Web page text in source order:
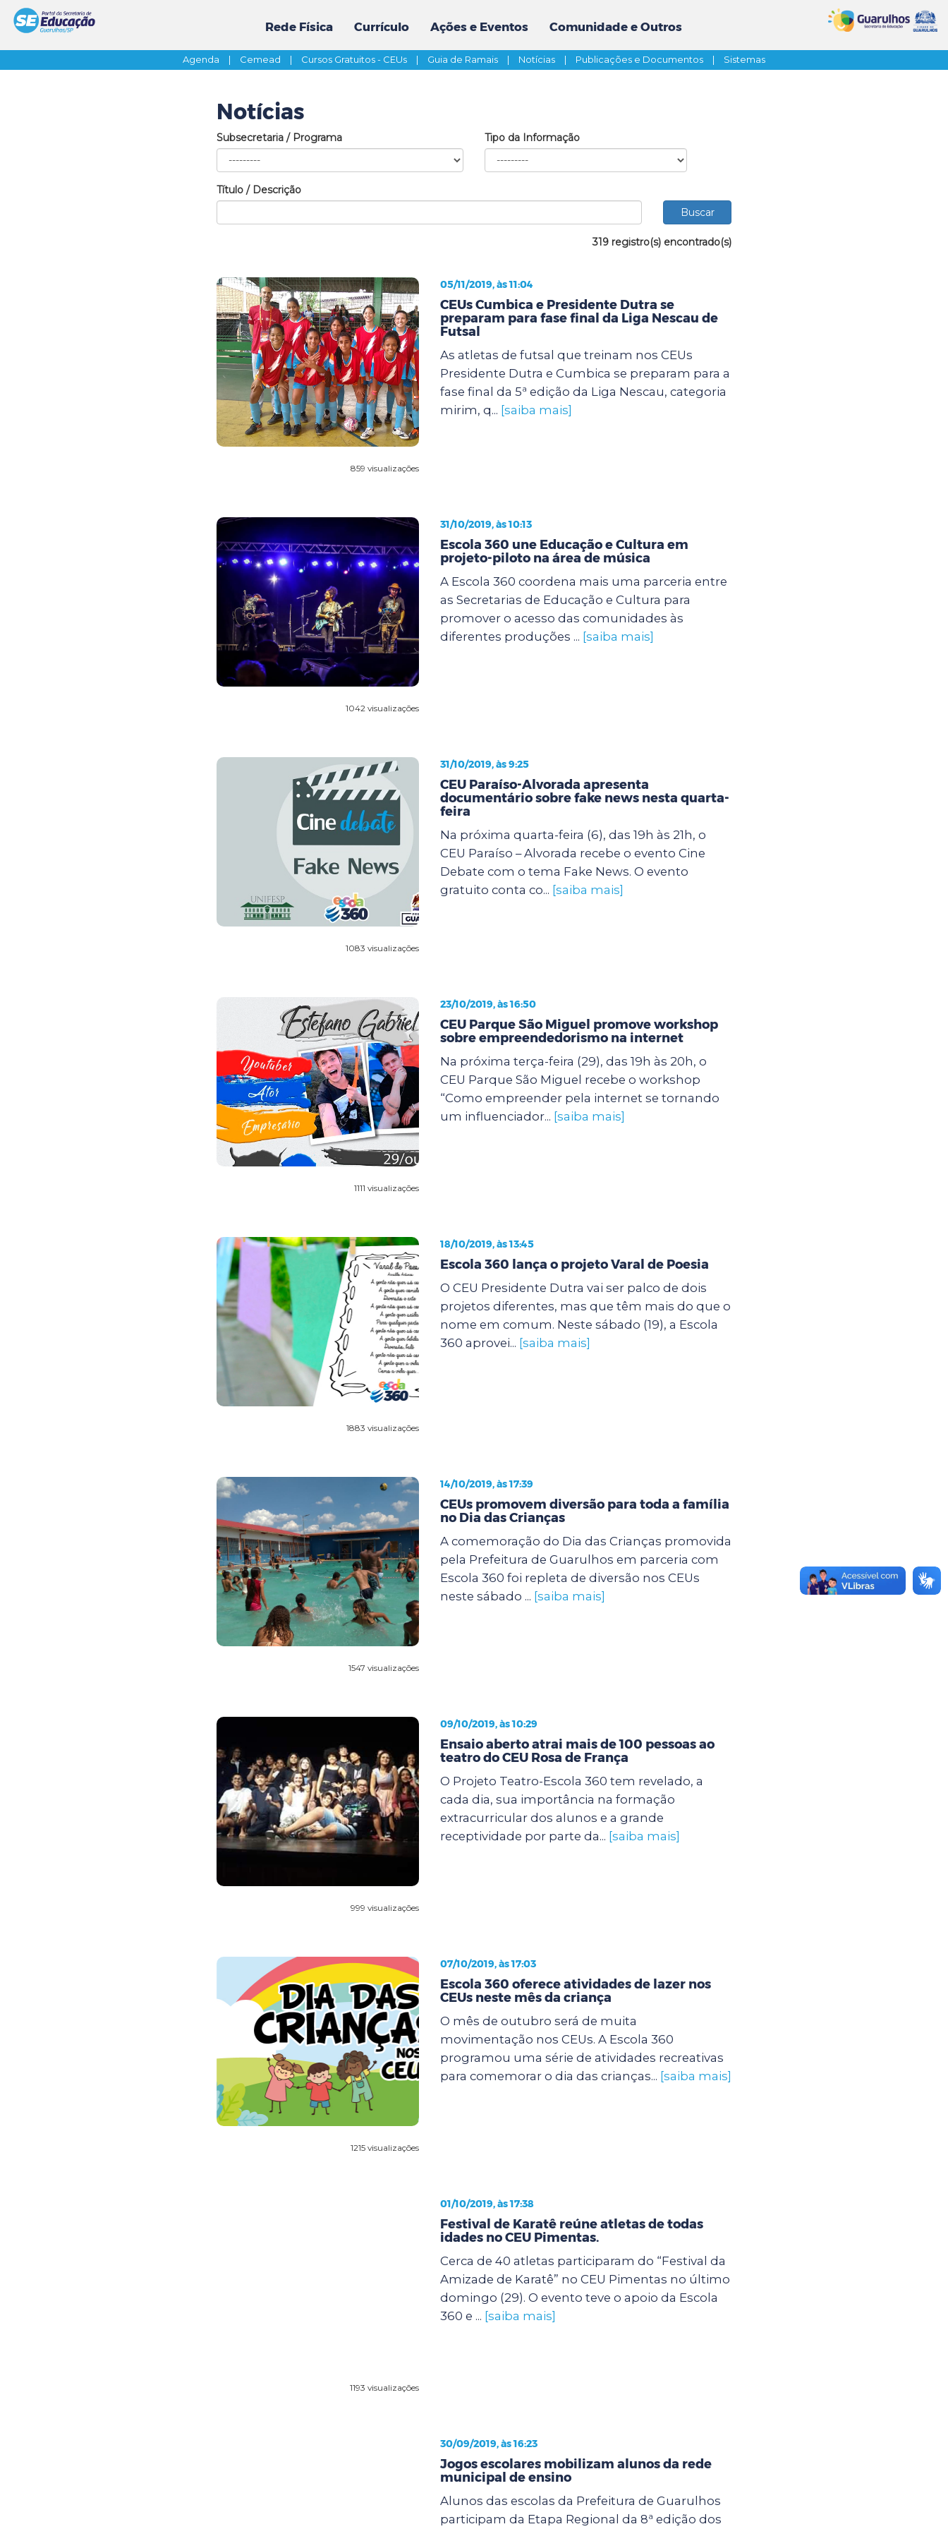
Rede Física Currículo Ações e Eventos Comunidade e Outros
Agenda | Cemead | Cursos Gratuitos - CEUs | Guia de Ramais | Notícias | Publicações e Documentos | Sistemas
Notícias
Subsecretaria / Programa Tipo da Informação
Título / Descrição
319 registro(s) encontrado(s)
859 visualizações
05/11/2019, às 11:04
CEUs Cumbica e Presidente Dutra se
preparam para fase final da Liga Nescau de
Futsal
As atletas de futsal que treinam nos CEUs
Presidente Dutra e Cumbica se preparam para a
fase final da 5ª edição da Liga Nescau, categoria
mirim, q... [saiba mais]
1042 visualizações
31/10/2019, às 10:13
Escola 360 une Educação e Cultura em
projeto-piloto na área de música
A Escola 360 coordena mais uma parceria entre
as Secretarias de Educação e Cultura para
promover o acesso das comunidades às
diferentes produções ... [saiba mais]
1083 visualizações
31/10/2019, às 9:25
CEU Paraíso-Alvorada apresenta
documentário sobre fake news nesta quarta-
feira
Na próxima quarta-feira (6), das 19h às 21h, o
CEU Paraíso – Alvorada recebe o evento Cine
Debate com o tema Fake News. O evento
gratuito conta co... [saiba mais]
1111 visualizações
23/10/2019, às 16:50
CEU Parque São Miguel promove workshop
sobre empreendedorismo na internet
Na próxima terça-feira (29), das 19h às 20h, o
CEU Parque São Miguel recebe o workshop
“Como empreender pela internet se tornando
um influenciador... [saiba mais]
1883 visualizações
18/10/2019, às 13:45
Escola 360 lança o projeto Varal de Poesia
O CEU Presidente Dutra vai ser palco de dois
projetos diferentes, mas que têm mais do que o
nome em comum. Neste sábado (19), a Escola
360 aprovei... [saiba mais]
1547 visualizações
14/10/2019, às 17:39
CEUs promovem diversão para toda a família
no Dia das Crianças
A comemoração do Dia das Crianças promovida
pela Prefeitura de Guarulhos em parceria com
Escola 360 foi repleta de diversão nos CEUs
neste sábado ... [saiba mais]
999 visualizações
09/10/2019, às 10:29
Ensaio aberto atrai mais de 100 pessoas ao
teatro do CEU Rosa de França
O Projeto Teatro-Escola 360 tem revelado, a
cada dia, sua importância na formação
extracurricular dos alunos e a grande
receptividade por parte da... [saiba mais]
1215 visualizações
07/10/2019, às 17:03
Escola 360 oferece atividades de lazer nos
CEUs neste mês da criança
O mês de outubro será de muita
movimentação nos CEUs. A Escola 360
programou uma série de atividades recreativas
para comemorar o dia das crianças... [saiba mais]
1193 visualizações
01/10/2019, às 17:38
Festival de Karatê reúne atletas de todas
idades no CEU Pimentas.
Cerca de 40 atletas participaram do “Festival da
Amizade de Karatê” no CEU Pimentas no último
domingo (29). O evento teve o apoio da Escola
360 e ... [saiba mais]
30/09/2019, às 16:23
Jogos escolares mobilizam alunos da rede
municipal de ensino
Alunos das escolas da Prefeitura de Guarulhos
participam da Etapa Regional da 8ª edição dos